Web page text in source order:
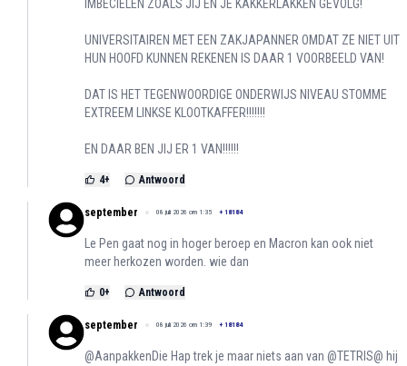
IMBECIELEN ZOALS JIJ EN JE KAKKERLAKKEN GEVOLG!
UNIVERSITAIREN MET EEN ZAKJAPANNER OMDAT ZE NIET UIT
HUN HOOFD KUNNEN REKENEN IS DAAR 1 VOORBEELD VAN!
DAT IS HET TEGENWOORDIGE ONDERWIJS NIVEAU STOMME
EXTREEM LINKSE KLOOTKAFFER!!!!!!!
EN DAAR BEN JIJ ER 1 VAN!!!!!!
4+ Antwoord
september 08 juli 2026 om 1:35 + 18184
Le Pen gaat nog in hoger beroep en Macron kan ook niet
meer herkozen worden. wie dan
0+ Antwoord
september 08 juli 2026 om 1:39 + 18184
@AanpakkenDie Hap trek je maar niets aan van @TETRIS@ hij